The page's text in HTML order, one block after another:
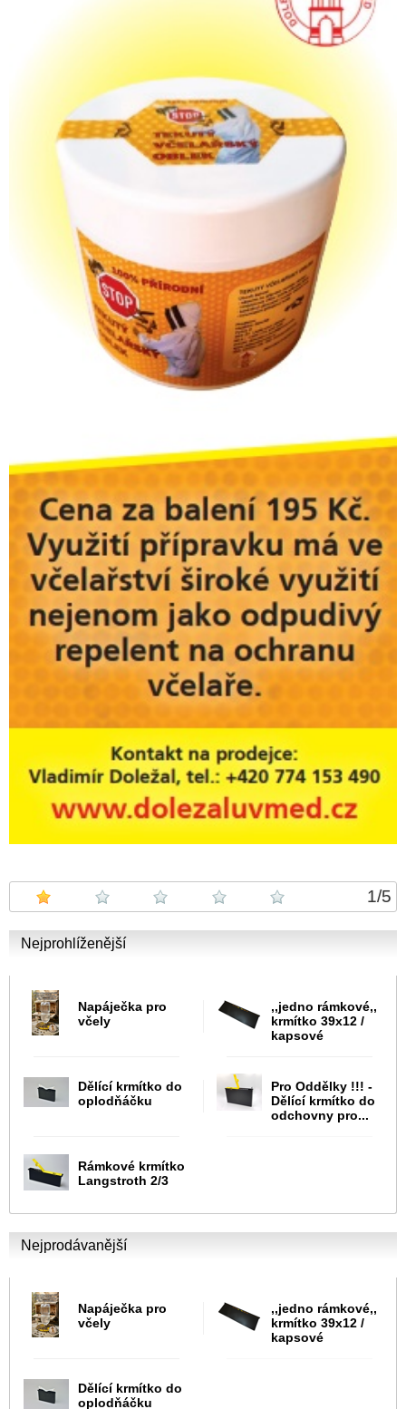
1/5
Nejprohlíženější
Napáječka pro
včely
,,jedno rámkové,,
krmítko 39x12 /
kapsové
Dělící krmítko do
oplodňáčku
Pro Oddělky !!! -
Dělící krmítko do
odchovny pro...
Rámkové krmítko
Langstroth 2/3
Nejprodávanější
Napáječka pro
včely
,,jedno rámkové,,
krmítko 39x12 /
kapsové
Dělící krmítko do
oplodňáčku